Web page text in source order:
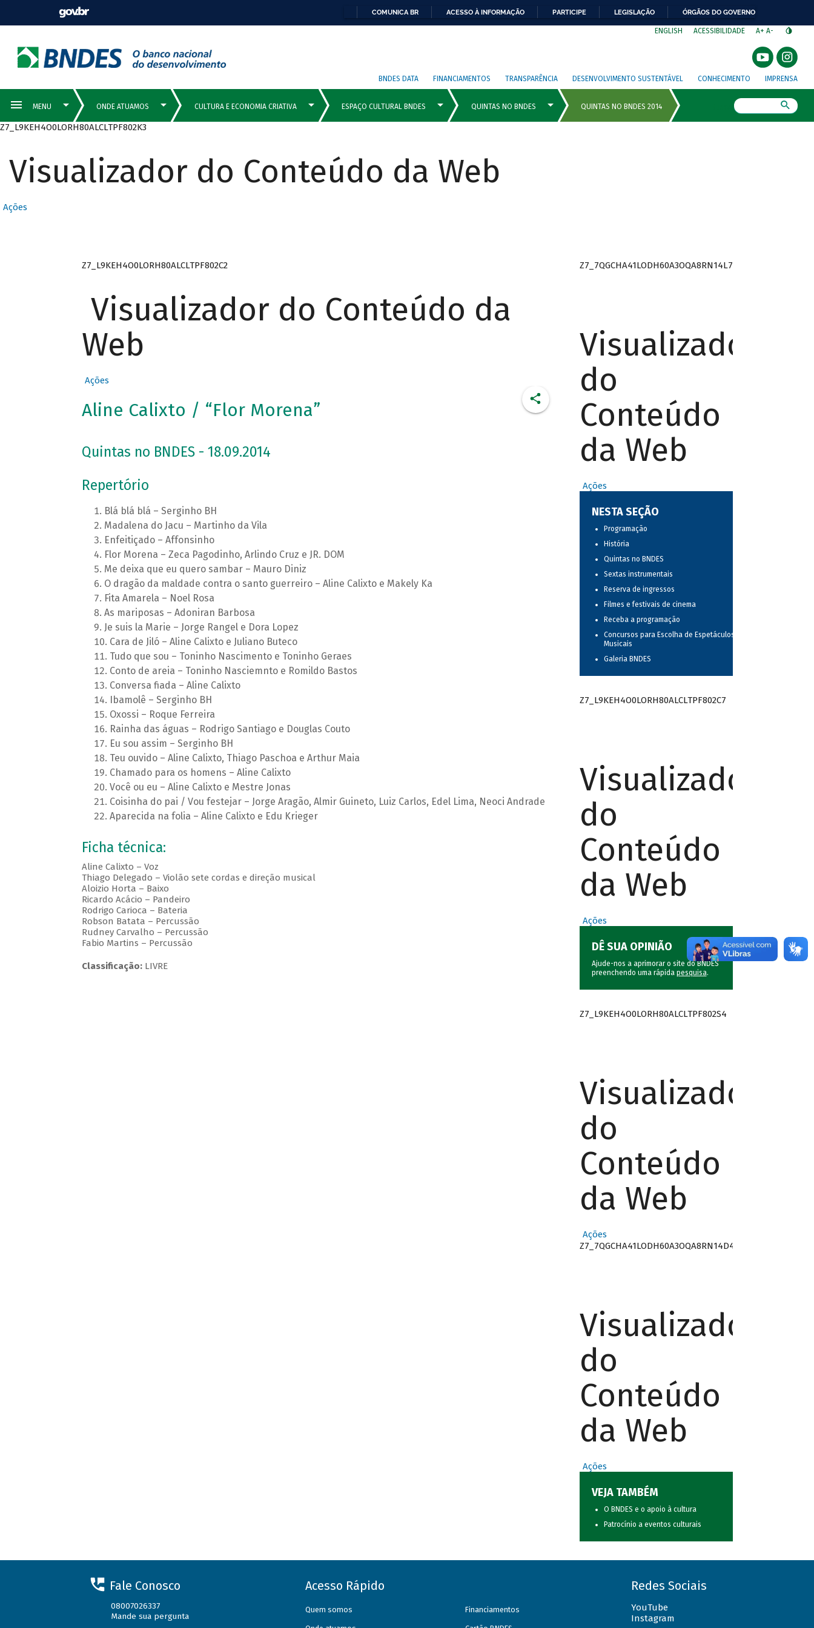
COMUNICA BR ACESSO À INFORMAÇÃO PARTICIPE LEGISLAÇÃO ÓRGÃOS DO GOVERNO
ENGLISH ACESSIBILIDADE A+ A-
BNDES DATA FINANCIAMENTOS TRANSPARÊNCIA DESENVOLVIMENTO SUSTENTÁVEL CONHECIMENTO IMPRENSA
Z7_L9KEH4O0LORH80ALCLTPF802K3
Visualizador do Conteúdo da Web
Ações
Z7_L9KEH4O0LORH80ALCLTPF802C2
Visualizador do Conteúdo da
Web
Ações
Aline Calixto / “Flor Morena”
Quintas no BNDES - 18.09.2014
Repertório
Blá blá blá – Serginho BH
Madalena do Jacu – Martinho da Vila
Enfeitiçado – Affonsinho
Flor Morena – Zeca Pagodinho, Arlindo Cruz e JR. DOM
Me deixa que eu quero sambar – Mauro Diniz
O dragão da maldade contra o santo guerreiro – Aline Calixto e Makely Ka
Fita Amarela – Noel Rosa
As mariposas – Adoniran Barbosa
Je suis la Marie – Jorge Rangel e Dora Lopez
Cara de Jiló – Aline Calixto e Juliano Buteco
Tudo que sou – Toninho Nascimento e Toninho Geraes
Conto de areia – Toninho Nasciemnto e Romildo Bastos
Conversa fiada – Aline Calixto
Ibamolê – Serginho BH
Oxossi – Roque Ferreira
Rainha das águas – Rodrigo Santiago e Douglas Couto
Eu sou assim – Serginho BH
Teu ouvido – Aline Calixto, Thiago Paschoa e Arthur Maia
Chamado para os homens – Aline Calixto
Você ou eu – Aline Calixto e Mestre Jonas
Coisinha do pai / Vou festejar – Jorge Aragão, Almir Guineto, Luiz Carlos, Edel Lima, Neoci Andrade
Aparecida na folia – Aline Calixto e Edu Krieger
Ficha técnica:
Aline Calixto – Voz
Thiago Delegado – Violão sete cordas e direção musical
Aloizio Horta – Baixo
Ricardo Acácio – Pandeiro
Rodrigo Carioca – Bateria
Robson Batata – Percussão
Rudney Carvalho – Percussão
Fabio Martins – Percussão
Classificação:LIVRE
Z7_7QGCHA41LODH60A3OQA8RN14L7
Visualizador
do
Conteúdo
da Web
Ações
NESTA SEÇÃO
Programação
História
Quintas no BNDES
Sextas instrumentais
Reserva de ingressos
Filmes e festivais de cinema
Receba a programação
Concursos para Escolha de Espetáculos
Musicais
Galeria BNDES
Z7_L9KEH4O0LORH80ALCLTPF802C7
Visualizador
do
Conteúdo
da Web
Ações
DÊ SUA OPINIÃO
Ajude-nos a aprimorar o site do BNDES
preenchendo uma rápida pesquisa.
Z7_L9KEH4O0LORH80ALCLTPF802S4
Visualizador
do
Conteúdo
da Web
Ações
Z7_7QGCHA41LODH60A3OQA8RN14D4
Visualizador
do
Conteúdo
da Web
Ações
VEJA TAMBÉM
O BNDES e o apoio à cultura
Patrocínio a eventos culturais
Fale Conosco
08007026337
Mande sua pergunta
Acesso Rápido
Quem somos Financiamentos
Redes Sociais
YouTube
Instagram